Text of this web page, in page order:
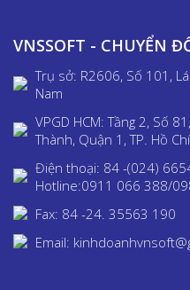
VNSSOFT - CHUYỂN
Trụ sở: R2606, Số 101,
Nam
VPGD HCM: Tầng 2, Số
Thành, Quận 1, TP. Hồ
Điện thoại: 84 -(024)
Hotline:0911 066 388/
Fax: 84 -24. 35563 190
Email: